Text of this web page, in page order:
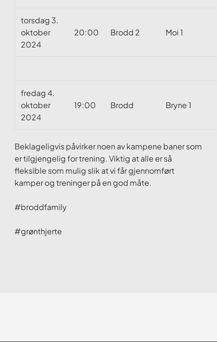
torsdag 3.
oktober
2024
20:00 Brodd 2 Moi 1
fredag 4.
oktober
2024
19:00 Brodd Bryne 1
Beklageligvis påvirker noen av kampene baner som
er tilgjengelig for trening. Viktig at alle er så
fleksible som mulig slik at vi får gjennomført
kamper og treninger på en god måte.
#broddfamily
#grønthjerte